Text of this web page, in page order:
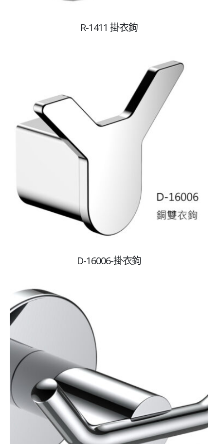
R-1411 掛衣鉤
D-16006-掛衣鉤
克笛衛廚工藝
克笛衛廚工藝創立於1993年，專業嚴選產品以臺灣製造為
主，專業團隊提供客製化產品，團隊經營，責任制施工執
行，提供客戶優質服務在衛廚相關設計有專業團隊及產品
創新把衛浴與藝術結合於生活中，進入極致品味、獨樹一
格、追求唯美的生活日常。